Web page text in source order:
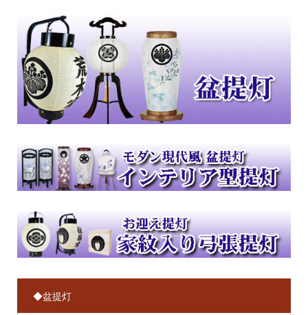
◆盆提灯